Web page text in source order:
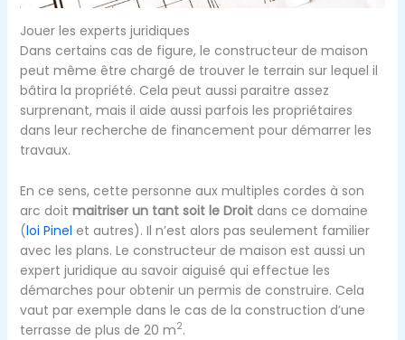
Jouer les experts juridiques
Dans certains cas de figure, le constructeur de maison
peut même être chargé de trouver le terrain sur lequel il
bâtira la propriété. Cela peut aussi paraitre assez
surprenant, mais il aide aussi parfois les propriétaires
dans leur recherche de financement pour démarrer les
travaux.
En ce sens, cette personne aux multiples cordes à son
arc doit maitriser un tant soit le Droitdans ce domaine
(loi Pinel et autres). Il n’est alors pas seulement familier
avec les plans. Le constructeur de maison est aussi un
expert juridique au savoir aiguisé qui effectue les
démarches pour obtenir un permis de construire. Cela
vaut par exemple dans le cas de la construction d’une
terrasse de plus de 20 m2.